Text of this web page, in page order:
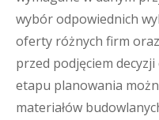
wybór odpowiednich
oferty różnych firm
przed podjęciem
etapu planowania
materiałów